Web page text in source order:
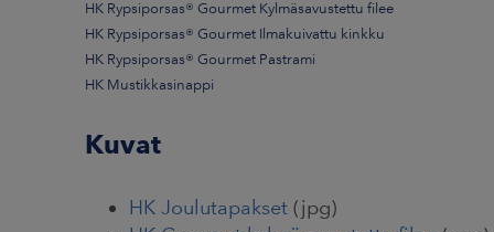
HK Rypsiporsas® Gourmet Kylmäsavustettu filee
HK Rypsiporsas® Gourmet Ilmakuivattu kinkku
HK Rypsiporsas® Gourmet Pastrami
HK Mustikkasinappi
Kuvat
HK Joulutapakset (jpg)